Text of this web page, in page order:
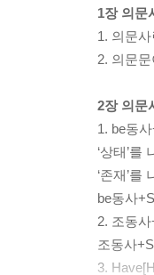
1장 의문
1. 의문
2. 의문
2장 의문
1. be동
‘상태’를
‘존재’를
be동사
2. 조동
조동사
3.